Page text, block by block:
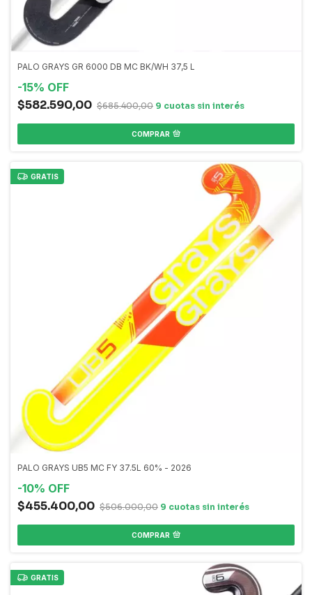
PALO GRAYS GR 6000 DB MC BK/WH 37,5 L
-15% OFF
$582.590,00 $685.400,00
COMPRAR
GRATIS
PALO GRAYS UB5 MC FY 37.5L 60% - 2026
-10% OFF
$455.400,00 $506.000,00
COMPRAR
GRATIS